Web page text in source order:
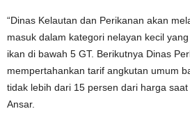
“Dinas Kelautan dan Perikanan akan
masuk dalam kategori nelayan kecil
ikan di bawah 5 GT. Berikutnya Dinas
mempertahankan tarif angkutan umum
tidak lebih dari 15 persen dari harga
Ansar.